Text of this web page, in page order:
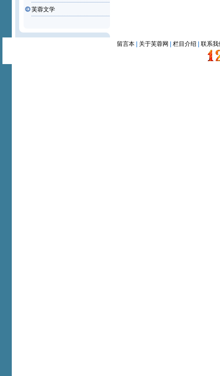
芙蓉文学
留言本| 关于芙蓉网 栏目介绍 联系我